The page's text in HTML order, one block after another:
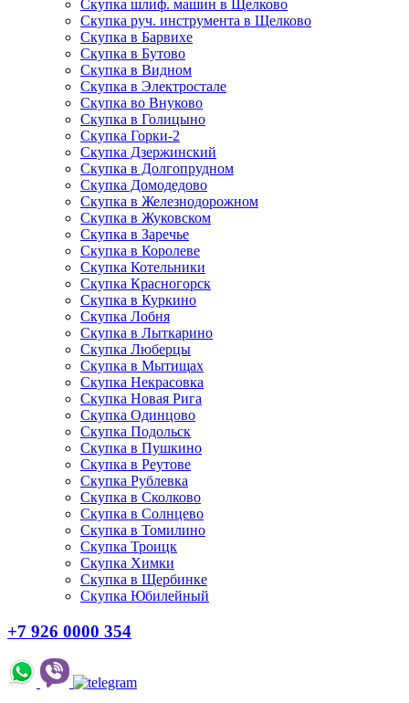
Скупка шлиф. машин в Щелково
Скупка руч. инструмента в Щелково
Скупка в Барвихе
Скупка в Бутово
Скупка в Видном
Скупка в Электростале
Скупка во Внуково
Скупка в Голицыно
Скупка Горки-2
Скупка Дзержинский
Скупка в Долгопрудном
Скупка Домодедово
Скупка в Железнодорожном
Скупка в Жуковском
Скупка в Заречье
Скупка в Королеве
Скупка Котельники
Скупка Красногорск
Скупка в Куркино
Скупка Лобня
Скупка в Лыткарино
Скупка Люберцы
Скупка в Мытищах
Скупка Некрасовка
Скупка Новая Рига
Скупка Одинцово
Скупка Подольск
Скупка в Пушкино
Скупка в Реутове
Скупка Рублевка
Скупка в Сколково
Скупка в Солнцево
Скупка в Томилино
Скупка Троицк
Скупка Химки
Скупка в Щербинке
Скупка Юбилейный
+7 926 0000 354